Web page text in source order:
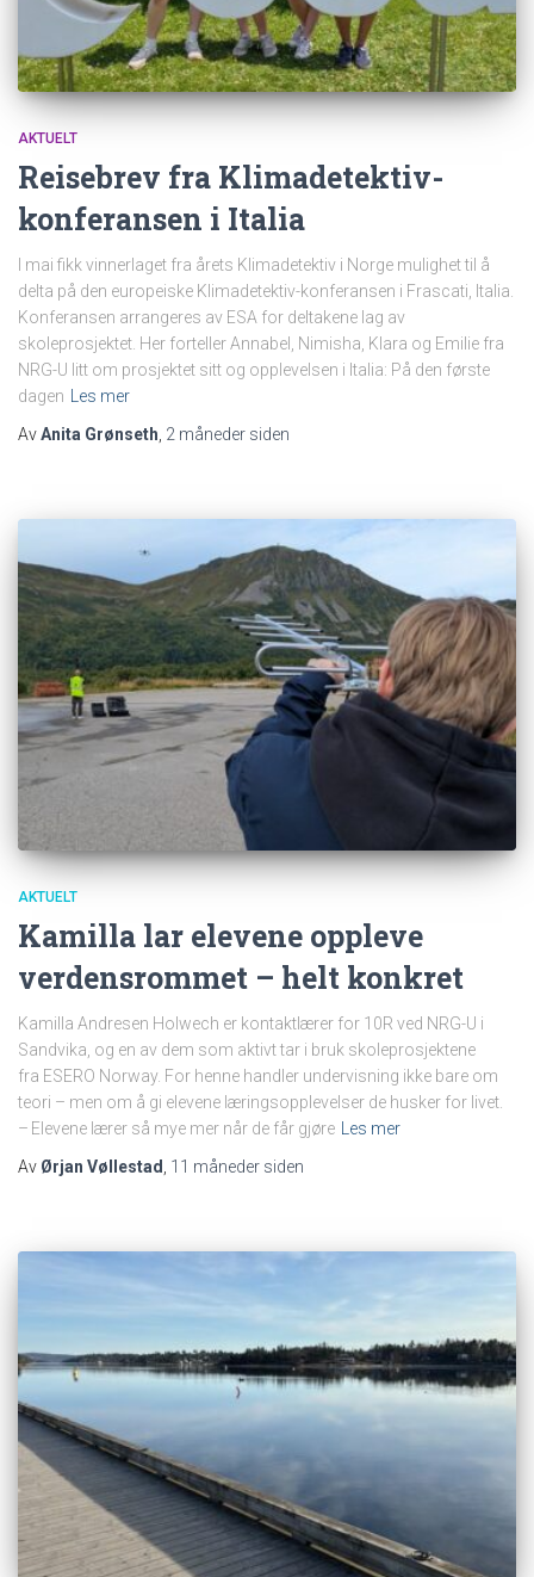
AKTUELT
Reisebrev fra Klimadetektiv-
konferansen i Italia
I mai fikk vinnerlaget fra årets Klimadetektiv i Norge mulighet til å
delta på den europeiske Klimadetektiv-konferansen i Frascati, Italia.
Konferansen arrangeres av ESA for deltakene lag av
skoleprosjektet. Her forteller Annabel, Nimisha, Klara og Emilie fra
NRG-U litt om prosjektet sitt og opplevelsen i Italia: På den første
dagen
Les mer
AvAnita Grønseth 2 måneder siden
AKTUELT
Kamilla lar elevene oppleve
verdensrommet – helt konkret
Kamilla Andresen Holwech er kontaktlærer for 10R ved NRG-U i
Sandvika, og en av dem som aktivt tar i bruk skoleprosjektene
fra ESERO Norway. For henne handler undervisning ikke bare om
teori – men om å gi elevene læringsopplevelser de husker for livet.
– Elevene lærer så mye mer når de får gjøre Les mer
Av Ørjan Vøllestad, 11 måneder siden